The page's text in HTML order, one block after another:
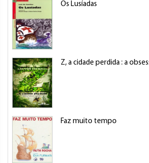
Os Lusíadas
Z, a cidade perdida : a
Faz muito tempo